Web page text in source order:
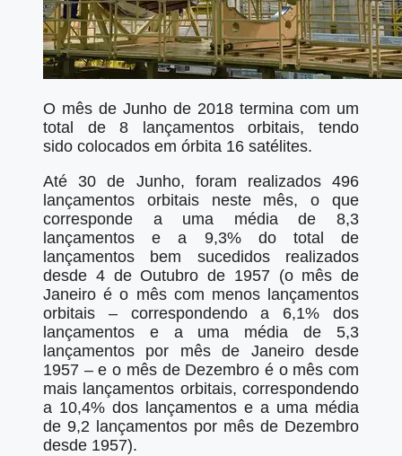
O mês de Junho de 2018 termina com um
total de 8 lançamentos orbitais, tendo
sido colocados em órbita 16 satélites.
Até 30 de Junho, foram realizados 496
lançamentos orbitais neste mês, o que
corresponde a uma média de 8,3
lançamentos e a 9,3% do total de
lançamentos bem sucedidos realizados
desde 4 de Outubro de 1957 (o mês de
Janeiro é o mês com menos lançamentos
orbitais – correspondendo a 6,1% dos
lançamentos e a uma média de 5,3
lançamentos por mês de Janeiro desde
1957 – e o mês de Dezembro é o mês com
mais lançamentos orbitais, correspondendo
a 10,4% dos lançamentos e a uma média
de 9,2 lançamentos por mês de Dezembro
desde 1957).